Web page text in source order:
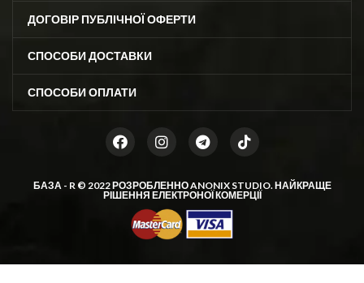
ДОГОВІР ПУБЛІЧНОЇ ОФЕРТИ
СПОСОБИ ДОСТАВКИ
СПОСОБИ ОПЛАТИ
БАЗА - R © 2022 РОЗРОБЛЕННОANONIX STUDIO. НАЙКРАЩЕ
РІШЕННЯ ЕЛЕКТРОНОЇ КОМЕРЦІЇ